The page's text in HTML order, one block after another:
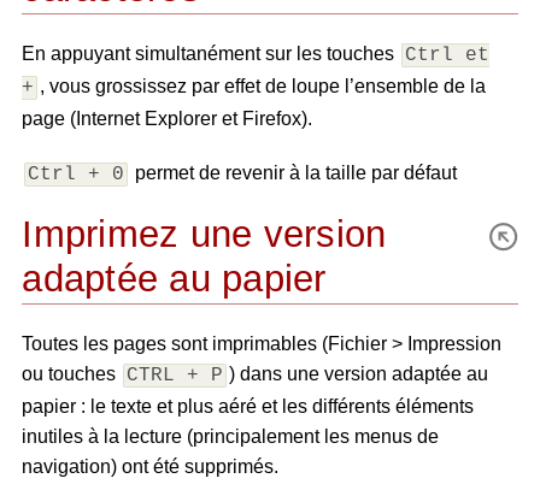
En appuyant simultanément sur les touches Ctrl et
+ , vous grossissez par effet de loupe l’ensemble de la
page (Internet Explorer et Firefox).
Ctrl + 0 permet de revenir à la taille par défaut
Imprimez une version
adaptée au papier
Toutes les pages sont imprimables (Fichier > Impression
ou touches CTRL + P ) dans une version adaptée au
papier : le texte et plus aéré et les différents éléments
inutiles à la lecture (principalement les menus de
navigation) ont été supprimés.